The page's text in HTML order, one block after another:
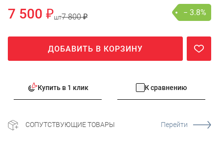
7 500 ₽шт7 800 ₽ − 3.8%
ДОБАВИТЬ В КОРЗИНУ
Купить в 1 клик К сравнению
СОПУТСТВУЮЩИЕ ТОВАРЫ Перейти